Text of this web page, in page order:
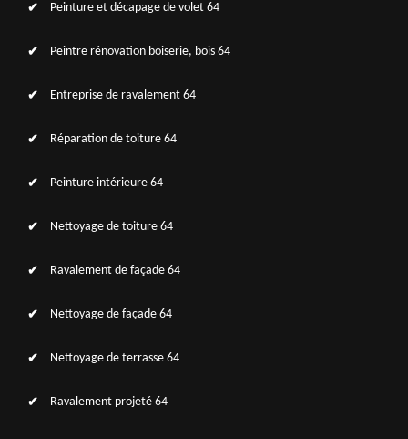
Peinture et décapage de volet 64
Peintre rénovation boiserie, bois 64
Entreprise de ravalement 64
Réparation de toiture 64
Peinture intérieure 64
Nettoyage de toiture 64
Ravalement de façade 64
Nettoyage de façade 64
Nettoyage de terrasse 64
Ravalement projeté 64